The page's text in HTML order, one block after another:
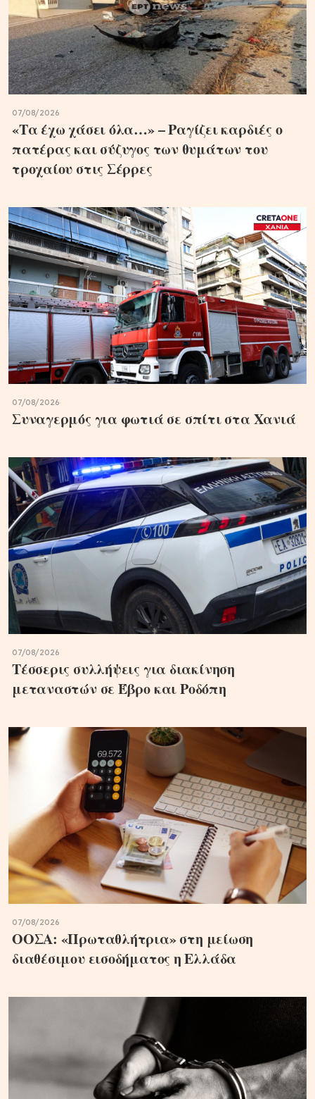
07/08/2026
«Τα έχω χάσει όλα…» – Ραγίζει καρδιές ο
πατέρας και σύζυγος των θυμάτων του
τροχαίου στις Σέρρες
07/08/2026
Συναγερμός για φωτιά σε σπίτι στα Χανιά
07/08/2026
Τέσσερις συλλήψεις για διακίνηση
μεταναστών σε Έβρο και Ροδόπη
07/08/2026
ΟΟΣΑ: «Πρωταθλήτρια» στη μείωση
διαθέσιμου εισοδήματος η Ελλάδα